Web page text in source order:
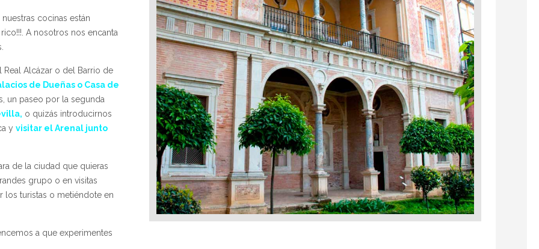
cocinas están
A nosotros nos encanta
Alcázar o del Barrio de
de Dueñas o Casa de
un paseo por la segunda
o quizás introducirnos
y visitar el Arenal junto
de la ciudad que quieras
grupo o en visitas
los turistas o metiéndote en
a que experimentes